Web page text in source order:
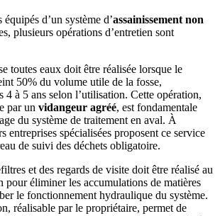
d’un système d’assainissement non
plusieurs opérations d’entretien sont
toutes eaux doit être réalisée lorsque le
50% du volume utile de la fosse,
4 à 5 ans selon l’utilisation. Cette opération,
par un vidangeur agréé, est fondamentale
du système de traitement en aval. À
entreprises spécialisées proposent ce service
de suivi des déchets obligatoire.
et des regards de visite doit être réalisé au
pour éliminer les accumulations de matières
le fonctionnement hydraulique du système.
réalisable par le propriétaire, permet de